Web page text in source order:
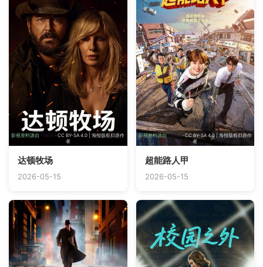
影视资料源自 TMDB · CC BY-SA 4.0 | 海报版权归原作
者
达顿牧场
2026-05-15
影视资料源自TMDB· CC BY-SA 4.0 | 海报版权归原作
者
超能路人甲
2026-05-15